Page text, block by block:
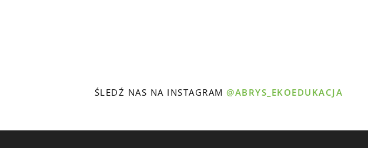
ŚLEDŹ NAS NA INSTAGRAM@ABRYS_EKOEDUKACJA